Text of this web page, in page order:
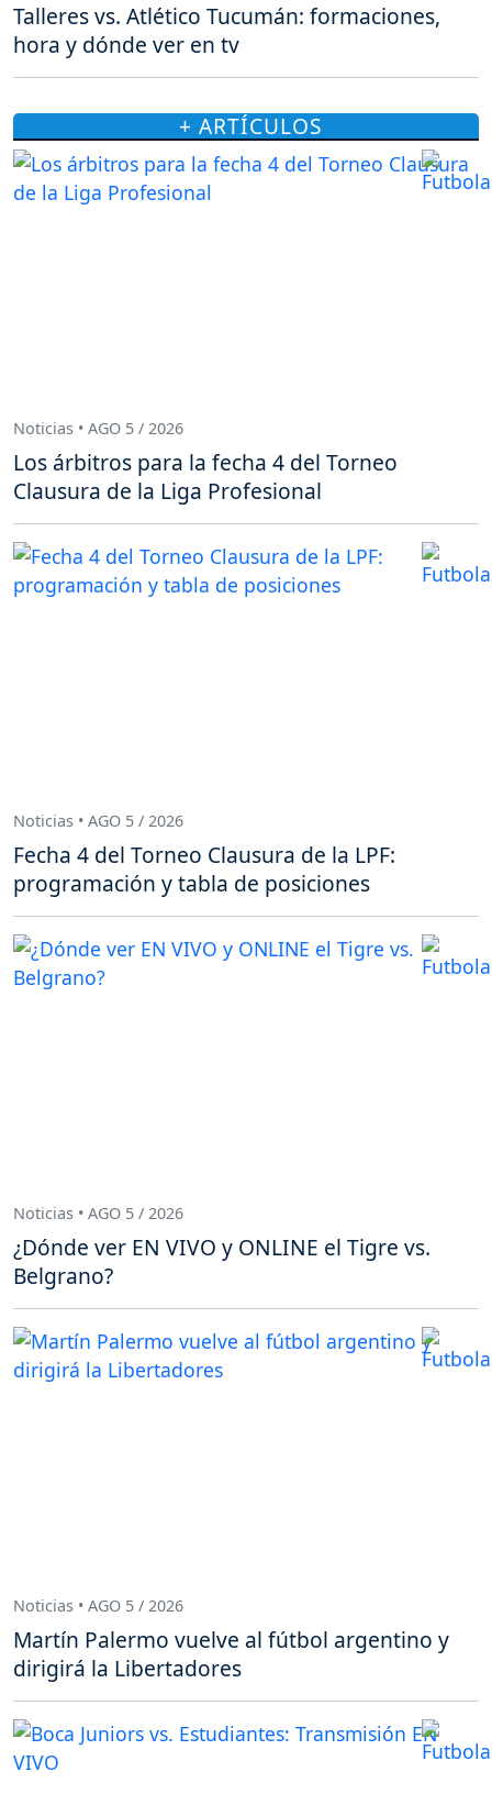
Talleres vs. Atlético Tucumán: formaciones,
hora y dónde ver en tv
+ ARTÍCULOS
Noticias • AGO 5 / 2026
Los árbitros para la fecha 4 del Torneo
Clausura de la Liga Profesional
Noticias • AGO 5 / 2026
Fecha 4 del Torneo Clausura de la LPF:
programación y tabla de posiciones
Noticias • AGO 5 / 2026
¿Dónde ver EN VIVO y ONLINE el Tigre vs.
Belgrano?
Noticias • AGO 5 / 2026
Martín Palermo vuelve al fútbol argentino y
dirigirá la Libertadores